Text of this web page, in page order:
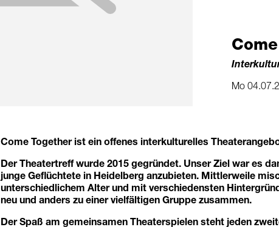
Mo
Come Together ist ein offenes interkulturelles
Der Theatertreff wurde 2015 gegründet. Unser Ziel war es
junge Geflüchtete in Heidelberg anzubieten. Mittlerweile
unterschiedlichem Alter und mit verschiedensten
neu und anders zu einer vielfältigen Gruppe zusammen.
Der Spaß am gemeinsamen Theaterspielen steht jeden